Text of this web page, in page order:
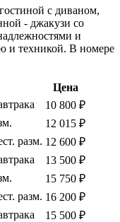
с диваном,
- джакузи со
и
и техникой. В номере
Цена
10 800 ₽
12 015 ₽
разм. 12 600 ₽
13 500 ₽
15 750 ₽
разм. 16 200 ₽
15 500 ₽